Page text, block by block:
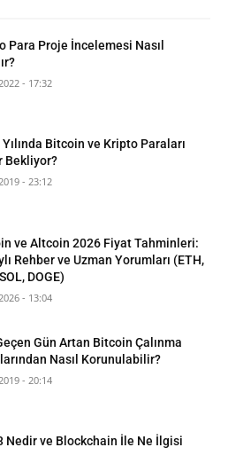
Para Proje İncelemesi Nasıl
- 17:32
Bitcoin ve Kripto Paraları
Bekliyor?
- 23:12
ve Altcoin 2026 Fiyat Tahminleri:
Rehber ve Uzman Yorumları (ETH,
DOGE)
- 13:04
Gün Artan Bitcoin Çalınma
Nasıl Korunulabilir?
- 20:14
Nedir ve Blockchain İle Ne İlgisi